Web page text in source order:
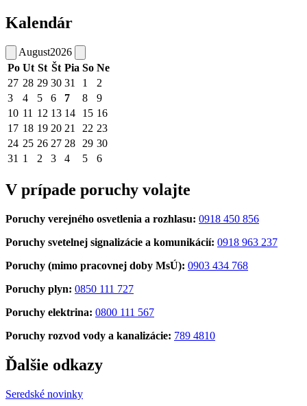
Kalendár
August2026
Po Ut St Št Pia So Ne
27 28 29 30 31 1
2
3
4 5 6 7 8
9
10 11 12 13 14 15 16
17 18 19 20 21 22 23
24 25 26 27 28 29 30
31 1 2 3 4 5 6
V prípade poruchy volajte
Poruchy verejného osvetlenia a rozhlasu: 0918 450 856
Poruchy svetelnej signalizácie a komunikácií: 0918 963 237
Poruchy (mimo pracovnej doby MsÚ): 0903 434 768
Poruchy plyn: 0850 111 727
Poruchy elektrina: 0800 111 567
Poruchy rozvod vody a kanalizácie: 789 4810
Ďalšie odkazy
Seredské novinky